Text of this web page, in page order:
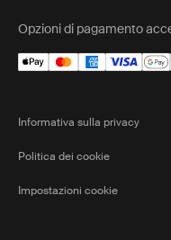
Opzioni di pagamento
Informativa sulla privacy
Politica dei cookie
Impostazioni cookie